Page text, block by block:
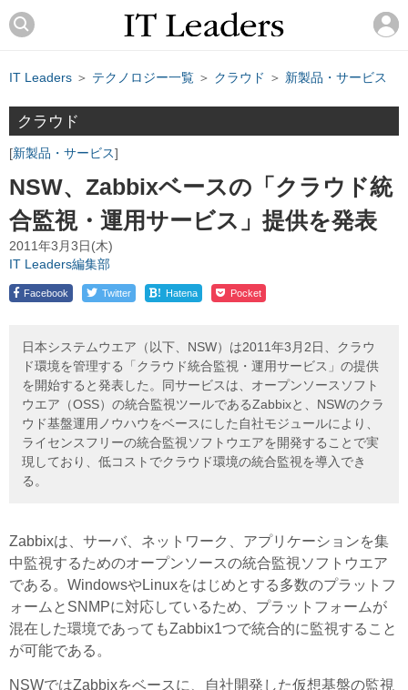
IT Leaders ＞ テクノロジー一覧 ＞ クラウド ＞ 新製品・サービス
クラウド
新製品・サービス
NSW、Zabbixベースの「クラウド統
合監視・運用サービス」提供を発表
2011年3月3日(木)
IT Leaders編集部
Facebook Twitter ! Hatena Pocket
日本システムウエア（以下、NSW）は2011年3月2日、クラウ
ド環境を管理する「クラウド統合監視・運用サービス」の提供
を開始すると発表した。同サービスは、オープンソースソフト
ウエア（OSS）の統合監視ツールであるZabbixと、NSWのクラ
ウド基盤運用ノウハウをベースにした自社モジュールにより、
ライセンスフリーの統合監視ソフトウエアを開発することで実
現しており、低コストでクラウド環境の統合監視を導入でき
る。
Zabbixは、サーバ、ネットワーク、アプリケーションを集
中監視するためのオープンソースの統合監視ソフトウエア
である。WindowsやLinuxをはじめとする多数のプラットフ
ォームとSNMPに対応しているため、プラットフォームが
混在した環境であってもZabbix1つで統合的に監視すること
が可能である。
NSWではZabbixをベースに、自社開発した仮想基盤の監視